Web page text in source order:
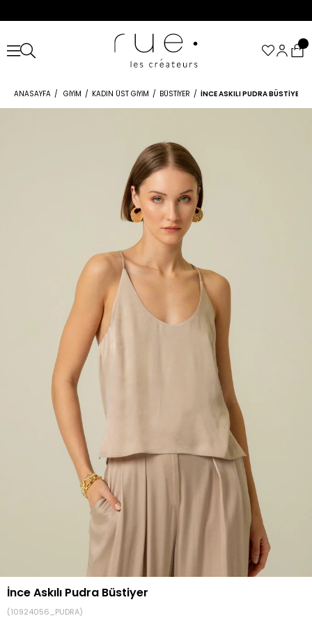
ANASAYFA GIYIM KADIN ÜST GIYIM BÜSTIYER İNCE ASKILI PUDRA BÜSTIYER
İnce Askılı Pudra Büstiyer
(10924056_PUDRA)